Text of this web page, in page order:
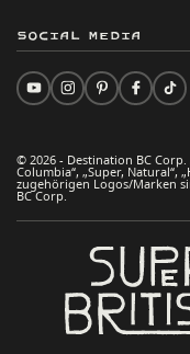
© 2026 - Destination BC
Columbia“, „Super, Natural“,
zugehörigen Logos/Marken
BC Corp.
Social Media